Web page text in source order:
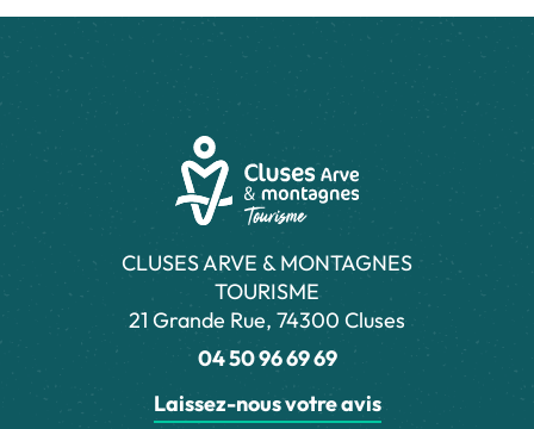
CLUSES ARVE & MONTAGNES
TOURISME
21 Grande Rue, 74300 Cluses
04 50 96 69 69
Laissez-nous votre avis